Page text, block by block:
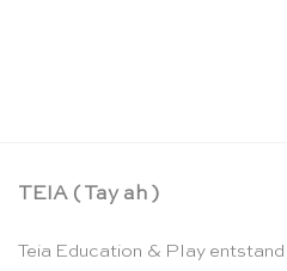
TEIA ( Tay ah )
Teia Education & Play entstand